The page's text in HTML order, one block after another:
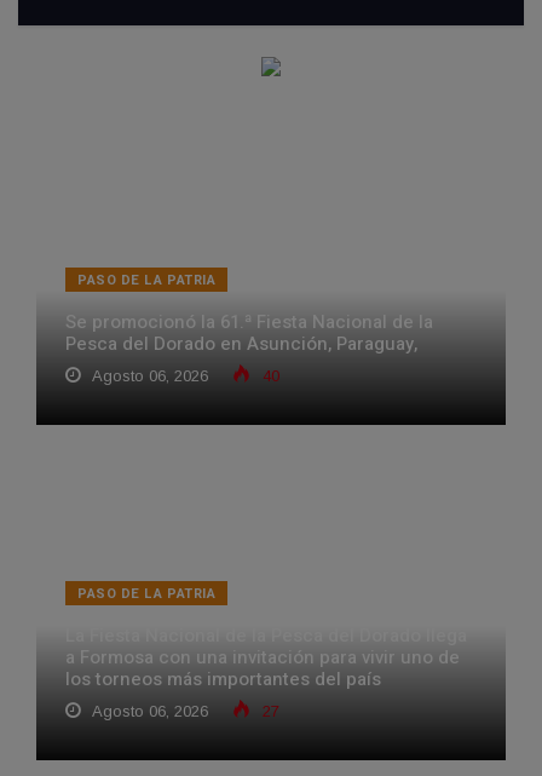
PASO DE LA PATRIA
Se promocionó la 61.ª Fiesta Nacional de la
Pesca del Dorado en Asunción, Paraguay,
Agosto 06, 2026 40
PASO DE LA PATRIA
a Formosa con una invitación para vivir uno de
los torneos más importantes del país
Agosto 06, 2026 27